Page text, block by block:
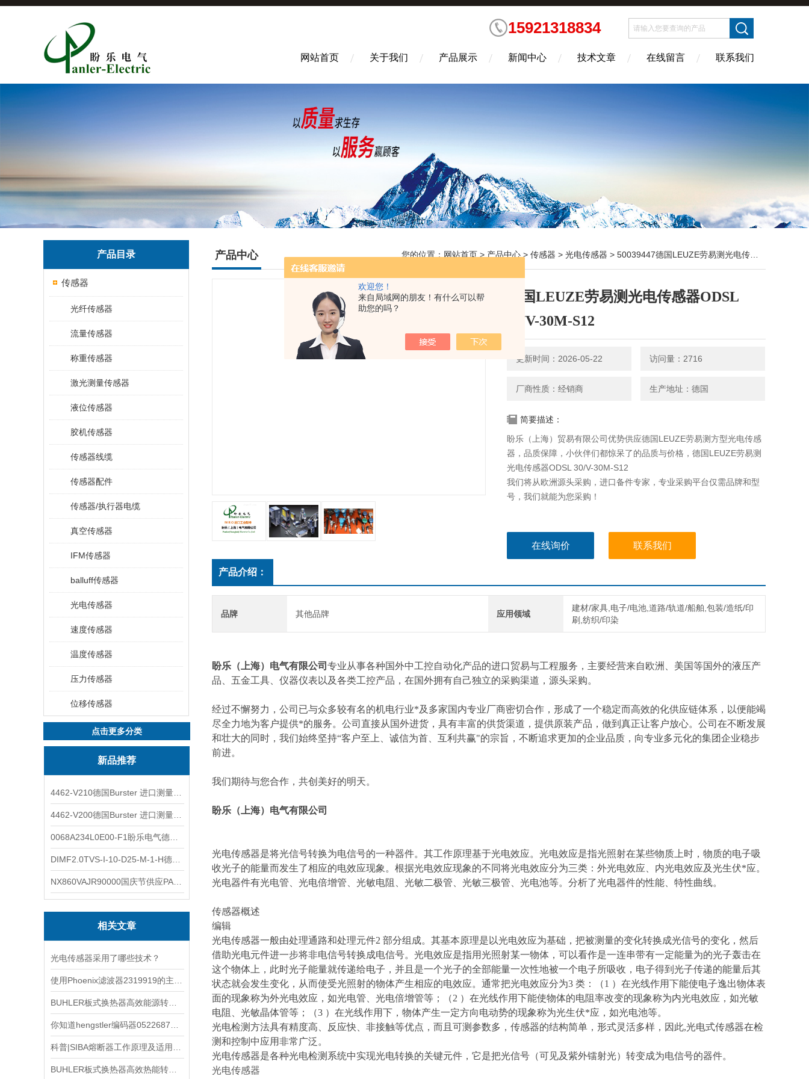
欢迎您！
来自局域网的朋友！有什么可以帮
助您的吗？
15921318834
网站首页 关于我们 产品展示 新闻中心 技术文章 在线留言 联系我们
产品目录
传感器
光纤传感器
流量传感器
称重传感器
激光测量传感器
液位传感器
胶机传感器
传感器线缆
传感器配件
传感器/执行器电缆
真空传感器
IFM传感器
balluff传感器
光电传感器
速度传感器
温度传感器
压力传感器
位移传感器
点击更多分类
新品推荐
相关文章
光电传感器采用了哪些技术？
产品中心 您的位置： 网站首页 > 产品中心 > 传感器 > 光电传感器 > 50039447德国LEUZE劳易测光电传感器ODSL 30/V-30M-S12
德国LEUZE劳易测光电传感器ODSL
30/V-30M-S12
更新时间：2026-05-22 访问量：2716
厂商性质：经销商 生产地址：德国
简要描述：
盼乐（上海）贸易有限公司优势供应德国LEUZE劳易测方型光电传感
器，品质保障，小伙伴们都惊呆了的品质与价格，德国LEUZE劳易测
光电传感器ODSL 30/V-30M-S12
我们将从欧洲源头采购，进口备件专家，专业采购平台仅需品牌和型
号，我们就能为您采购！
在线询价 联系我们
产品介绍：
品牌 其他品牌 应用领域
建材/家具,电子/电池,道路/轨道/船舶,包装/造纸/印
刷,纺织/印染
盼乐（上海）电气有限公司 专业从事各种国外中工控自动化产品的进口贸易与工程服务，主要经营来自欧洲、美国等国外的液压产
品、五金工具、仪器仪表以及各类工控产品，在国外拥有自己独立的采购渠道，源头采购。
经过不懈努力，公司已与众多较有名的机电行业*及多家国内专业厂商密切合作，形成了一个稳定而高效的化供应链体系，以便能竭
尽全力地为客户提供*的服务。公司直接从国外进货，具有丰富的供货渠道，提供原装产品，做到真正让客户放心。公司在不断发展
和壮大的同时，我们始终坚持“客户至上、诚信为首、互利共赢"的宗旨，不断追求更加的企业品质，向专业多元化的集团企业稳步
前进。
我们期待与您合作，共创美好的明天。
盼乐（上海）电气有限公司
光电传感器是将光信号转换为电信号的一种器件。其工作原理基于光电效应。光电效应是指光照射在某些物质上时，物质的电子吸
收光子的能量而发生了相应的电效应现象。根据光电效应现象的不同将光电效应分为三类：外光电效应、内光电效应及光生伏*应。
光电器件有光电管、光电倍增管、光敏电阻、光敏二极管、光敏三极管、光电池等。分析了光电器件的性能、特性曲线。
传感器概述
编辑
光电传感器一般由处理通路和处理元件2 部分组成。其基本原理是以光电效应为基础，把被测量的变化转换成光信号的变化，然后
借助光电元件进一步将非电信号转换成电信号。光电效应是指用光照射某一物体，可以看作是一连串带有一定能量为的光子轰击在
这个物体上，此时光子能量就传递给电子，并且是一个光子的全部能量一次性地被一个电子所吸收，电子得到光子传递的能量后其
状态就会发生变化，从而使受光照射的物体产生相应的电效应。通常把光电效应分为3 类：（1 ）在光线作用下能使电子逸出物体表
面的现象称为外光电效应，如光电管、光电倍增管等；（2 ）在光线作用下能使物体的电阻率改变的现象称为内光电效应，如光敏
电阻、光敏晶体管等；（3 ）在光线作用下，物体产生一定方向电动势的现象称为光生伏*应，如光电池等。
光电检测方法具有精度高、反应快、非接触等优点，而且可测参数多，传感器的结构简单，形式灵活多样，因此,光电式传感器在检
测和控制中应用非常广泛。
光电传感器是各种光电检测系统中实现光电转换的关键元件，它是把光信号（可见及紫外镭射光）转变成为电信号的器件。
光电传感器